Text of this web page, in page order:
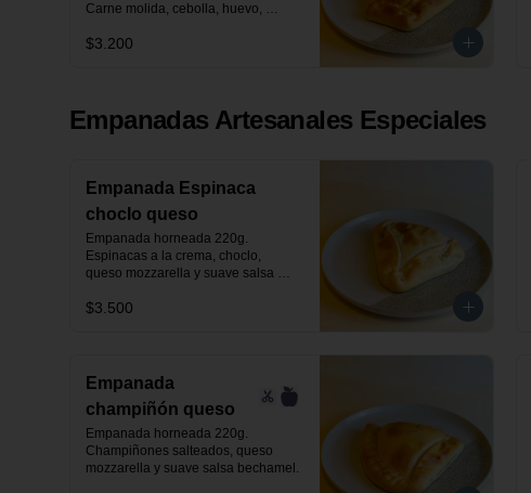
Carne molida, cebolla, huevo,
toque de merkén ahumado y
$3.200
Empanadas Artesanales Especiales
Empanada Espinaca
choclo queso
Empanada horneada 220g.
Espinacas a la crema, choclo,
queso mozzarella y suave salsa
$3.500
Empanada
champiñón queso
Empanada horneada 220g.
Champiñones salteados, queso
mozzarella y suave salsa bechamel.